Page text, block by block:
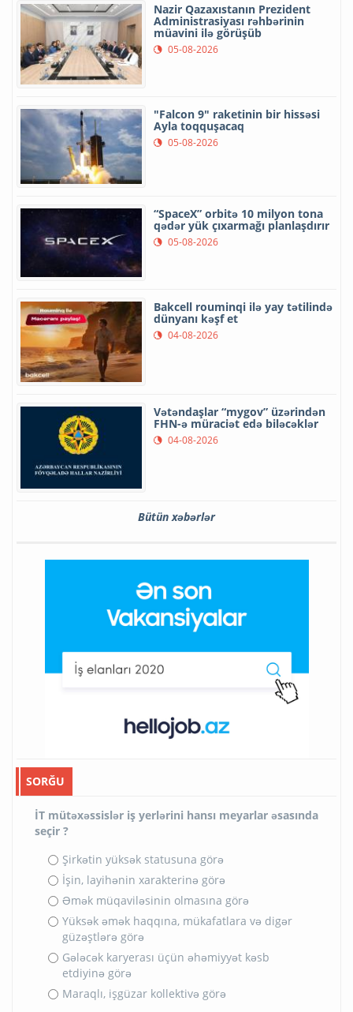
Nazir Qazaxıstanın Prezident
Administrasiyası rəhbərinin
müavini ilə görüşüb
05-08-2026
"Falcon 9" raketinin bir hissəsi
Ayla toqquşacaq
05-08-2026
“SpaceX” orbitə 10 milyon tona
qədər yük çıxarmağı planlaşdırır
05-08-2026
Bakcell rouminqi ilə yay tətilində
dünyanı kəşf et
04-08-2026
Vətəndaşlar “mygov” üzərindən
FHN-ə müraciət edə biləcəklər
04-08-2026
Bütün xəbərlər
SORĞU
İT mütəxəssislər iş yerlərini hansı meyarlar əsasında
seçir ?
Şirkətin yüksək statusuna görə
İşin, layihənin xarakterinə görə
Əmək müqaviləsinin olmasına görə
Yüksək əmək haqqına, mükafatlara və digər
güzəştlərə görə
Gələcək karyerası üçün əhəmiyyət kəsb
etdiyinə görə
Maraqlı, işgüzar kollektivə görə